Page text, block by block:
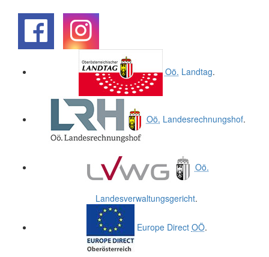
Oö. Landtag.
Oö. Landesrechnungshof.
Oö.
Landesverwaltungsgericht.
Europe Direct OÖ.